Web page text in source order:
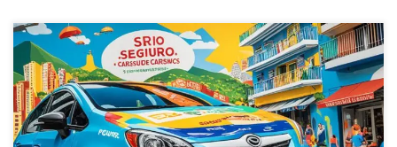
Economize com as melhores opções de seguro de carros mais
barato rj. Compare planos e preços de diversas seguradoras para